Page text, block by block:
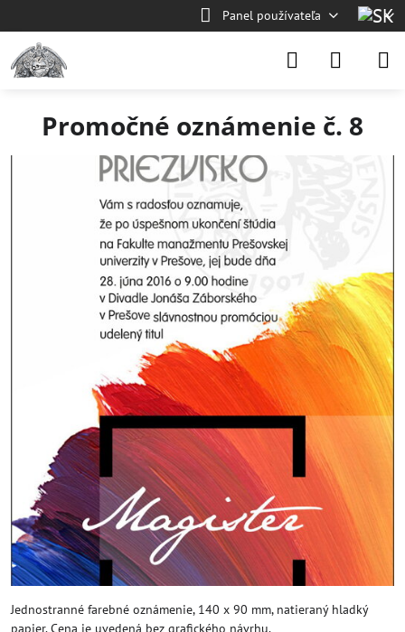
Panel používateľa
Promočné oznámenie č. 8
Jednostranné farebné oznámenie, 140 x 90 mm, natieraný hladký
papier. Cena je uvedená bez grafického návrhu.